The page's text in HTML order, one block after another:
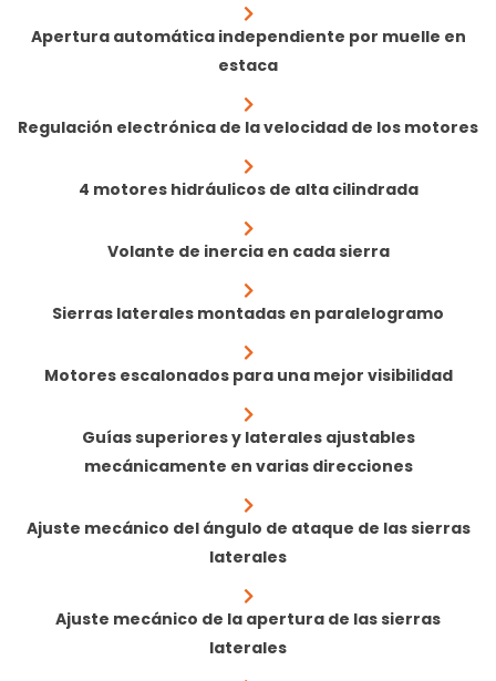
Apertura automática independiente por muelle en
estaca
Regulación electrónica de la velocidad de los motores
4 motores hidráulicos de alta cilindrada
Volante de inercia en cada sierra
Sierras laterales montadas en paralelogramo
Motores escalonados para una mejor visibilidad
Guías superiores y laterales ajustables
mecánicamente en varias direcciones
Ajuste mecánico del ángulo de ataque de las sierras
laterales
Ajuste mecánico de la apertura de las sierras
laterales